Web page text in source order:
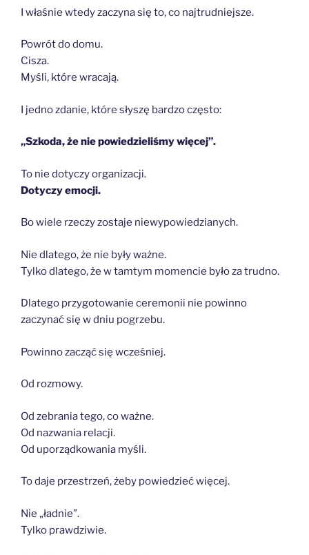
I właśnie wtedy zaczyna się to, co najtrudniejsze.
Powrót do domu.
Cisza.
Myśli, które wracają.
I jedno zdanie, które słyszę bardzo często:
„Szkoda, że nie powiedzieliśmy więcej”.
To nie dotyczy organizacji.
Dotyczy emocji.
Bo wiele rzeczy zostaje niewypowiedzianych.
Nie dlatego, że nie były ważne.
Tylko dlatego, że w tamtym momencie było za trudno.
Dlatego przygotowanie ceremonii nie powinno
zaczynać się w dniu pogrzebu.
Powinno zacząć się wcześniej.
Od rozmowy.
Od zebrania tego, co ważne.
Od nazwania relacji.
Od uporządkowania myśli.
To daje przestrzeń, żeby powiedzieć więcej.
Nie „ładnie”.
Tylko prawdziwie.